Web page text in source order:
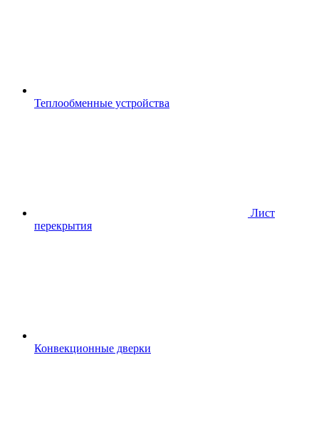
Теплообменные устройства
Лист
перекрытия
Конвекционные дверки